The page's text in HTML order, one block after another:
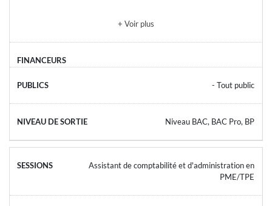
+ Voir plus
- Tout public
Niveau BAC, BAC Pro, BP
Assistant de comptabilité et d'administration en
PME/TPE